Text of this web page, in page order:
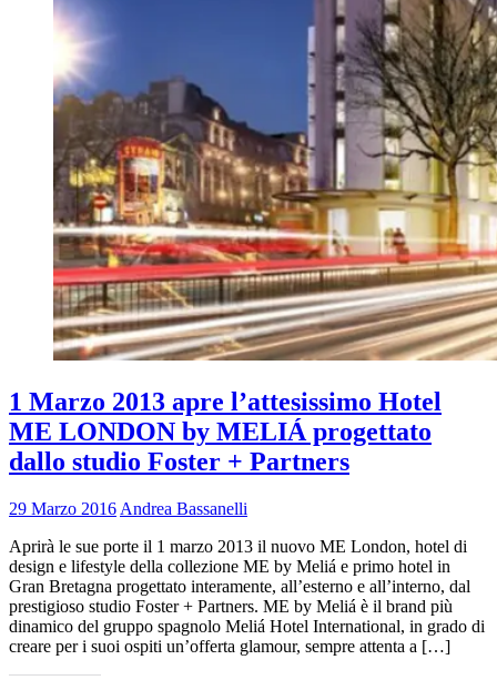
1 Marzo 2013 apre l’attesissimo Hotel
ME LONDON by MELIÁ progettato
dallo studio Foster + Partners
29 Marzo 2016 Andrea Bassanelli
Aprirà le sue porte il 1 marzo 2013 il nuovo ME London, hotel di
design e lifestyle della collezione ME by Meliá e primo hotel in
Gran Bretagna progettato interamente, all’esterno e all’interno, dal
prestigioso studio Foster + Partners. ME by Meliá è il brand più
dinamico del gruppo spagnolo Meliá Hotel International, in grado di
creare per i suoi ospiti un’offerta glamour, sempre attenta a […]